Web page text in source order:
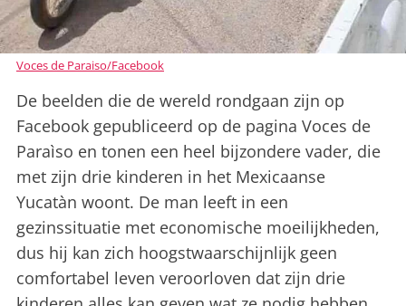
Voces de Paraiso/Facebook
De beelden die de wereld rondgaan zijn op
Facebook gepubliceerd op de pagina Voces de
Paraìso en tonen een heel bijzondere vader, die
met zijn drie kinderen in het Mexicaanse
Yucatàn woont. De man leeft in een
gezinssituatie met economische moeilijkheden,
dus hij kan zich hoogstwaarschijnlijk geen
comfortabel leven veroorloven dat zijn drie